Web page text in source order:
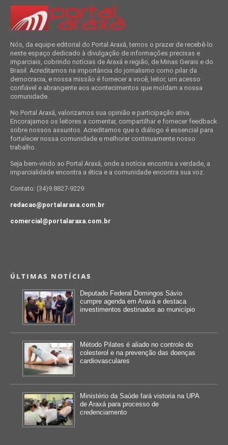
Nós, da equipe editorial do Portal Araxá, temos o prazer de recebê-lo
neste espaço dedicado à divulgação de informações precisas e
imparciais, cobrindo notícias de Araxá e região, de Minas Gerais e do
Brasil. Acreditamos na importância do jornalismo como pilar da
democracia, e nossa missão é fornecer a você, leitor, um acesso
confiável e abrangente aos acontecimentos que moldam a nossa
comunidade.
No Portal Araxá, valorizamos sua opinião e participação ativa.
Encorajamos os leitores a comentar, compartilhar e fornecer feedback
sobre nossos assuntos. Acreditamos que o diálogo é essencial para
fortalecer nossa comunidade e melhorar continuamente nosso
trabalho.
Seja bem-vindo ao Portal Araxá, onde a notícia encontra a verdade, a
imparcialidade encontra a ética e a comunidade encontra sua voz.
Contato: (34)9.8827-9229
redacao@portalaraxa.com.br
comercial@portalaraxa.com.br
ÚLTIMAS NOTÍCIAS
Deputado Federal Domingos Sávio
cumpre agenda em Araxá e destaca
investimentos destinados ao município
Método Pilates é aliado no controle do
colesterol e na prevenção das doenças
cardiovasculares
Ministério da Saúde fará vistoria na UPA
de Araxá para processo de
credenciamento